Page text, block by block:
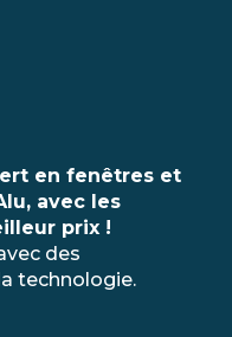
en fenêtres et
avec les
prix !
des
technologie.